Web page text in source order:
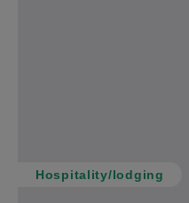
Hospitality/lodging